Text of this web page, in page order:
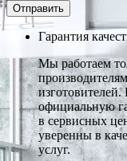
Гарантия
Мы работаем
официальную
в сервисных
уверенны в
услуг.